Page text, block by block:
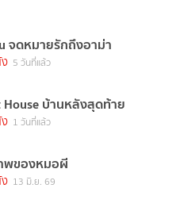
จดหมายรักถึงอาม่า
5 วันที่แล้ว
House บ้านหลังสุดท้าย
1 วันที่แล้ว
พของหมอผี
13 มิ.ย. 69